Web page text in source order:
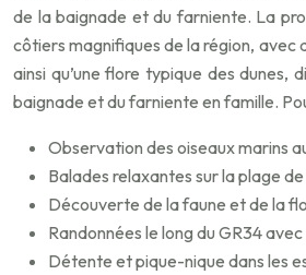
de la baignade et du farniente. La
côtiers magnifiques de la région, avec
ainsi qu’une flore typique des
baignade et du farniente en famille.
Observation des oiseaux marins
Balades relaxantes sur la plage
Découverte de la faune et de la
Randonnées le long du GR34
Détente et pique-nique dans les